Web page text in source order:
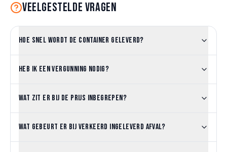
Veelgestelde vragen
Hoe snel wordt de container geleverd?
Heb ik een vergunning nodig?
Wat zit er bij de prijs inbegrepen?
Wat gebeurt er bij verkeerd ingeleverd afval?